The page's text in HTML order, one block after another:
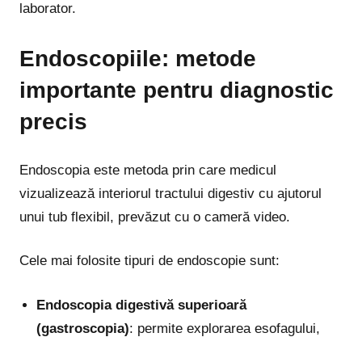
laborator.
Endoscopiile: metode
importante pentru diagnostic
precis
Endoscopia este metoda prin care medicul
vizualizează interiorul tractului digestiv cu ajutorul
unui tub flexibil, prevăzut cu o cameră video.
Cele mai folosite tipuri de endoscopie sunt:
Endoscopia digestivă superioară
(gastroscopia): permite explorarea esofagului,